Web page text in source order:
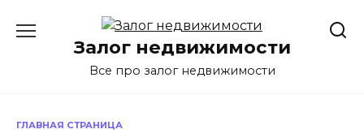
содержаниюЗалог недвижимости
Все про залог недвижимости
ГЛАВНАЯ СТРАНИЦА